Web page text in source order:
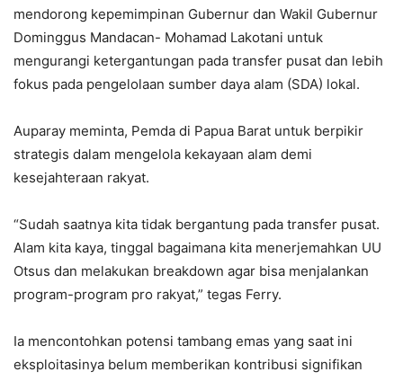
mendorong kepemimpinan Gubernur dan Wakil Gubernur
Dominggus Mandacan- Mohamad Lakotani untuk
mengurangi ketergantungan pada transfer pusat dan lebih
fokus pada pengelolaan sumber daya alam (SDA) lokal.
Auparay meminta, Pemda di Papua Barat untuk berpikir
strategis dalam mengelola kekayaan alam demi
kesejahteraan rakyat.
“Sudah saatnya kita tidak bergantung pada transfer pusat.
Alam kita kaya, tinggal bagaimana kita menerjemahkan UU
Otsus dan melakukan breakdown agar bisa menjalankan
program-program pro rakyat,” tegas Ferry.
Ia mencontohkan potensi tambang emas yang saat ini
eksploitasinya belum memberikan kontribusi signifikan